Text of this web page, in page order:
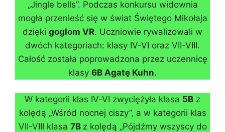
„Jingle bells”. Podczas konkursu widownia
mogła przenieść się w świat Świętego Mikołaja
dzięki goglom VR. Uczniowie rywalizowali w
dwóch kategoriach: klasy IV-VI oraz VII-VIII.
Całość została poprowadzona przez uczennicę
klasy 6B Agatę Kuhn.
W kategorii klas IV-VI zwyciężyła klasa 5B z
kolędą „Wśród nocnej ciszy”, a w kategorii klas
VII-VIII klasa 7B z kolędą „Pójdźmy wszyscy do